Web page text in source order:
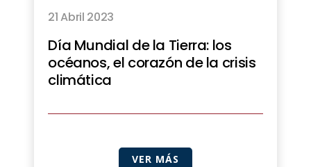
21 Abril 2023
Día Mundial de la Tierra: los
océanos, el corazón de la crisis
climática
VER MÁS